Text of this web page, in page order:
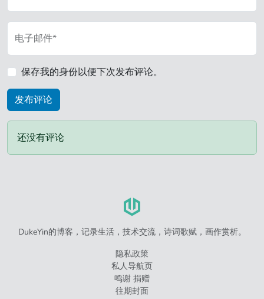
电子邮件*
保存我的身份以便下次发布评论。
还没有评论
DukeYin的博客，记录生活，技术交流，诗词歌赋，画作赏析。
隐私政策
私人导航页
鸣谢 捐赠
往期封面